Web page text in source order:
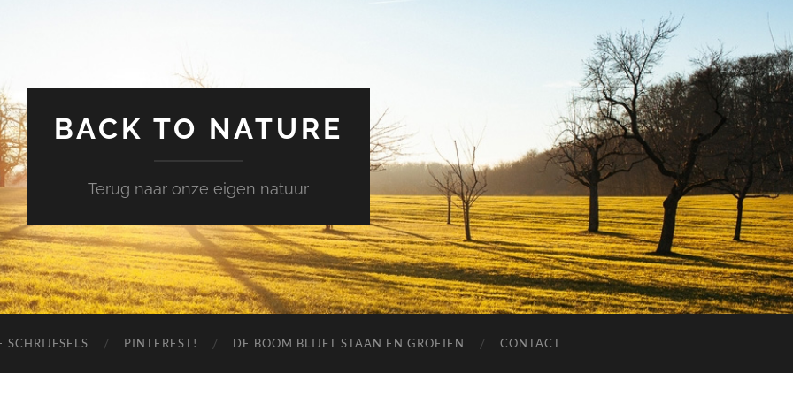
BACK TO NATURE
Terug naar onze eigen natuur
SCHRIJFSELS PINTEREST! DE BOOM BLIJFT STAAN EN GROEIEN CONTACT